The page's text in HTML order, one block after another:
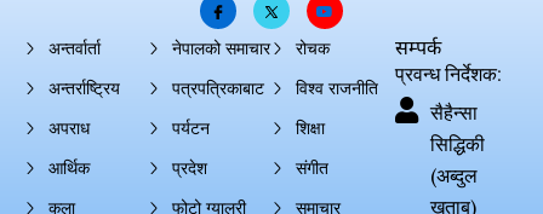
अन्तर्वार्ता
अन्तर्राष्ट्रिय
अपराध
आर्थिक
कला
नेपालको समाचार
पत्रपत्रिकाबाट
पर्यटन
प्रदेश
फोटो ग्यालरी
रोचक
विश्व राजनीति
शिक्षा
संगीत
समाचार
सम्पर्क
प्रवन्ध निर्देशक:
सैहैन्सा
सिद्धिकी
(अब्दुल
खताब)